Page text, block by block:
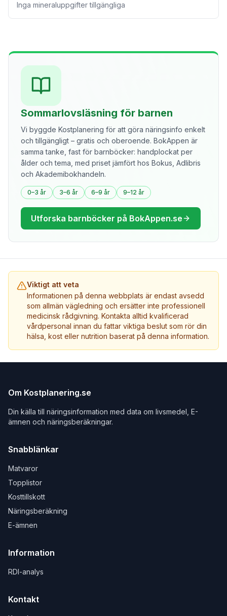
Inga mineraluppgifter tillgängliga
Sommarlovsläsning för barnen
Vi byggde Kostplanering för att göra näringsinfo enkelt
och tillgängligt – gratis och oberoende. BokAppen är
samma tanke, fast för barnböcker: handplockat per
ålder och tema, med priset jämfört hos Bokus, Adlibris
och Akademibokhandeln.
0–3 år 3–6 år 6–9 år 9–12 år
Utforska barnböcker på BokAppen.se
Viktigt att veta
Informationen på denna webbplats är endast avsedd
som allmän vägledning och ersätter inte professionell
medicinsk rådgivning. Kontakta alltid kvalificerad
vårdpersonal innan du fattar viktiga beslut som rör din
hälsa, kost eller nutrition baserat på denna information.
Om Kostplanering.se
Din källa till näringsinformation med data om livsmedel, E-
ämnen och näringsberäkningar.
Snabblänkar
Matvaror
Topplistor
Kosttillskott
Näringsberäkning
E-ämnen
Information
RDI-analys
Kontakt